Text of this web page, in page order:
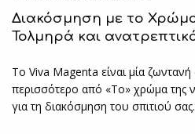
Διακόσμηση με το Χρώμα
Τολμηρά και
Το Viva Magenta είναι μία
περισσότερο από «Το» χρώμα της
για τη διακόσμηση του σπιτιού σας.